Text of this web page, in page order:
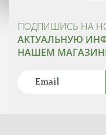
ПОДПИШИСЬ НА
АКТУАЛЬНУЮ
НАШЕМ